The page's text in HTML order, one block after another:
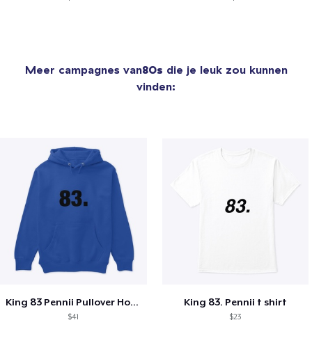
Meer campagnes van80s die je leuk zou kunnen
vinden:
King 83 Pennii Pullover Hoodie
$41
King 83. Pennii t shirt
$23